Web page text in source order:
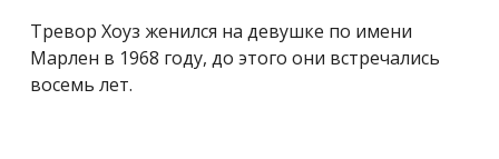
Тревор Хоуз женился на девушке по имени
Марлен в 1968 году, до этого они встречались
восемь лет.